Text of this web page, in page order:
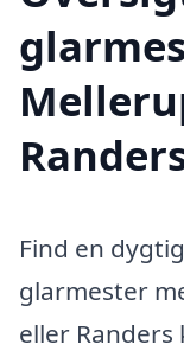
Find en
glarmester
eller